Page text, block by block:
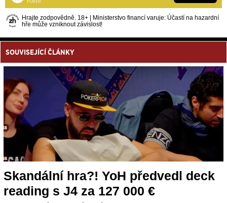
Hrajte zodpovědně. 18+ | Ministerstvo financí varuje: Účastí na hazardní
hře může vzniknout závislost!
SOUVISEJÍCÍ ČLÁNKY
Skandální hra?! YoH předvedl deck
reading s J4 za 127 000 €